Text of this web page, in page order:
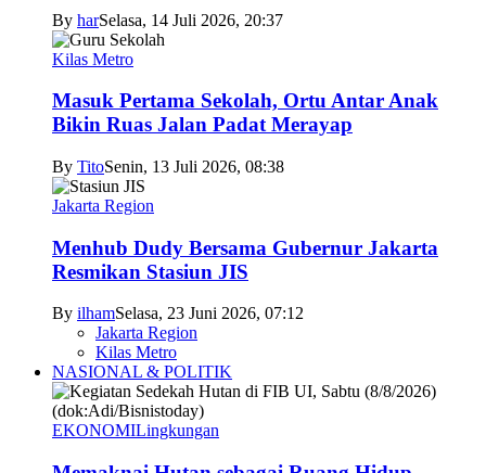
By harSelasa, 14 Juli 2026, 20:37
Kilas Metro
Masuk Pertama Sekolah, Ortu Antar Anak
Bikin Ruas Jalan Padat Merayap
By TitoSenin, 13 Juli 2026, 08:38
Jakarta Region
Menhub Dudy Bersama Gubernur Jakarta
Resmikan Stasiun JIS
By ilhamSelasa, 23 Juni 2026, 07:12
Jakarta Region
Kilas Metro
NASIONAL & POLITIK
EKONOMILingkungan